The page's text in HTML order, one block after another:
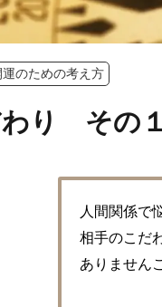
運のための考え方
り その
人間関係で
相手のこだ
ありません